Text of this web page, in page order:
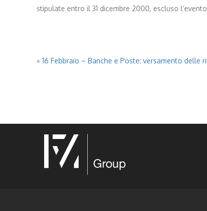
stipulate entro il 31 dicembre 2000, escluso
« 16 Febbraio – Banche e Poste: versamento